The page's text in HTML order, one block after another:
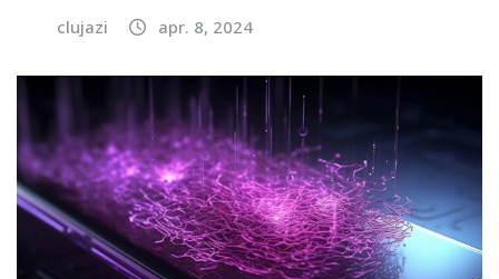
clujazi apr. 8, 2024